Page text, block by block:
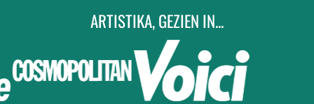
ARTISTIKA, GEZIEN IN...